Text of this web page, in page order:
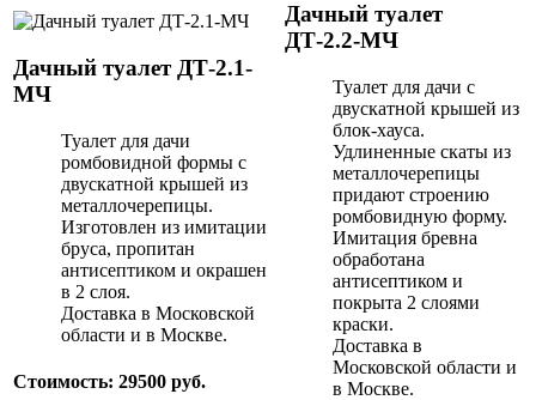
Дачный туалет ДТ-2.1-
МЧ
Туалет для дачи
ромбовидной формы с
двускатной крышей из
металлочерепицы.
Изготовлен из имитации
бруса, пропитан
антисептиком и окрашен
в 2 слоя.
Доставка в Московской
области и в Москве.
Стоимость: 29500 руб.
Дачный туалет
ДТ-2.2-МЧ
Туалет для дачи с
двускатной крышей из
блок-хауса.
Удлиненные скаты из
металлочерепицы
придают строению
ромбовидную форму.
Имитация бревна
обработана
антисептиком и
покрыта 2 слоями
краски.
Доставка в
Московской области и
в Москве.